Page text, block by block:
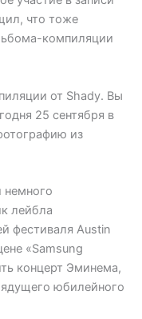
что тоже
компиляции
от Shady. Вы
25 сентября в
из
немного
лейбла
фестиваля Austin
«Samsung
концерт Эминема,
юбилейного